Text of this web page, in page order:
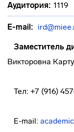
Аудитория: 1119
E-mail:
Заместитель
Викторовна
Тел: +7 (916)
E-mail: